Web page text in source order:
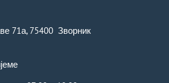
71а, 75400 Зворник